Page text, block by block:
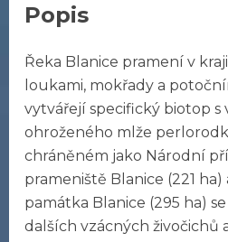
Popis
Řeka Blanice pramení v
loukami, mokřady a
vytvářejí specifický biotop
ohroženého mlže
chráněném jako Národní
prameniště Blanice (221
památka Blanice (295 ha)
dalších vzácných živočichů